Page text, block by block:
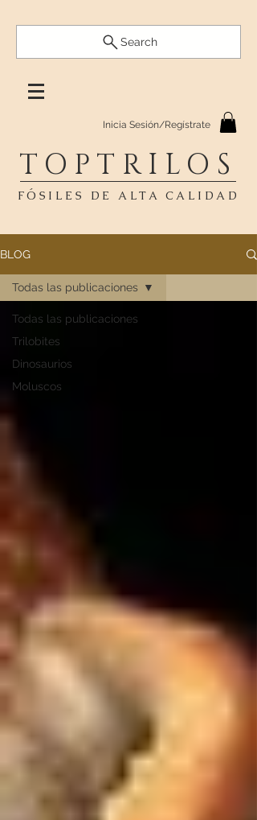
Search
Inicia Sesión/Regístrate
TOPTRILOS
FÓSILES DE ALTA CALIDAD
BLOG
Todas las publicaciones
Trilobites
Dinosaurios
Moluscos
Todas las publicaciones